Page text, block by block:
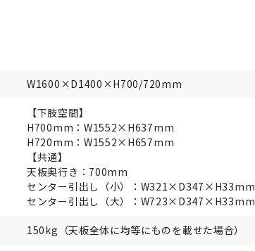
W1600×D1400×H700/720mm
【下肢空間】
H700mm：W1552×H637mm
H720mm：W1552×H657mm
【共通】
天板奥行き：700mm
センター引出し（小）：W321×D347×H33mm
センター引出し（大）：W723×D347×H33mm
150kg（天板全体に均等にものを載せた場合）